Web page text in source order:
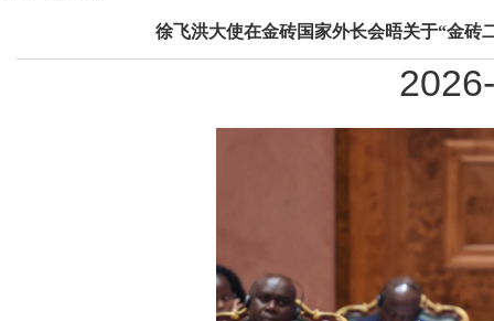
徐飞洪大使在金砖国家外长会晤关于“金砖